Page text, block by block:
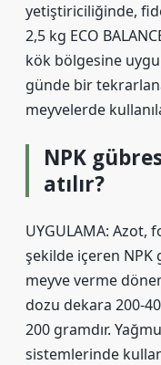
yetiştiriciliğinde,
2,5 kg ECO
kök bölgesine
günde bir
meyvelerde
NPK
atılır?
UYGULAMA:
şekilde içeren
meyve verme
dozu dekara 200-
200 gramdır.
sistemlerinde